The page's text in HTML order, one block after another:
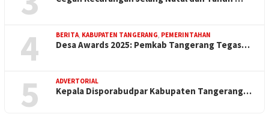
4 BERITA, KABUPATEN TANGERANG, PEMERINTAHAN
Desa Awards 2025: Pemkab Tangerang Tegas…
5 ADVERTORIAL
Kepala Disporabudpar Kabupaten Tangerang…